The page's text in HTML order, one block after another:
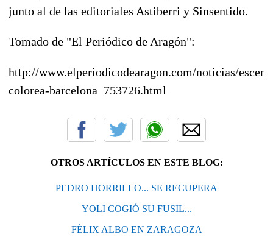
junto al de las editoriales Astiberri y Sinsentido.
Tomado de "El Periódico de Aragón":
http://www.elperiodicodearagon.com/noticias/
colorea-barcelona_753726.html
OTROS ARTÍCULOS EN ESTE BLOG:
PEDRO HORRILLO... SE RECUPERA
YOLI COGIÓ SU FUSIL...
FÉLIX ALBO EN ZARAGOZA